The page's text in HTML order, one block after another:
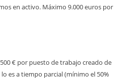
en activo. Máximo 9.000 euros por
€ por puesto de trabajo creado de
es a tiempo parcial (mínimo el 50%